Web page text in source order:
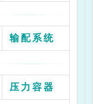
叉式，G型角式}
输配系统
压力容器